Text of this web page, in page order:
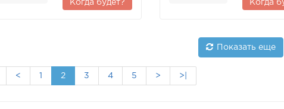
Когда будет? Когда
Показать еще
< 1 2 3 4 5 > >|